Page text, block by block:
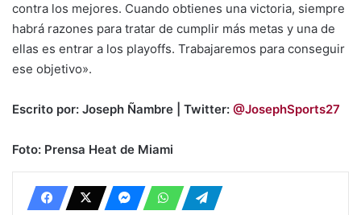
contra los mejores. Cuando obtienes una victoria, siempre
habrá razones para tratar de cumplir más metas y una de
ellas es entrar a los playoffs. Trabajaremos para conseguir
ese objetivo».
Escrito por: Joseph Ñambre | Twitter: @JosephSports27
Foto: Prensa Heat de Miami